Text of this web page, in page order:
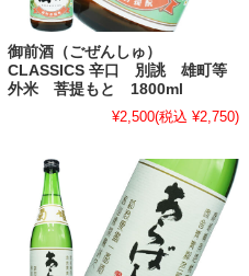
御前酒（ごぜんしゅ）
CLASSICS 辛口 別誂 雄町等
外米 菩提もと 1800ml
¥2,500(税込 ¥2,750)